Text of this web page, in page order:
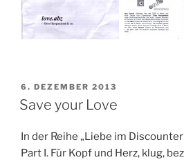
VERÖFFENTLICHT
AM
6. DEZEMBER 2013
Save your Love
In der Reihe „Liebe im
Part I. Für Kopf und Herz, klug,